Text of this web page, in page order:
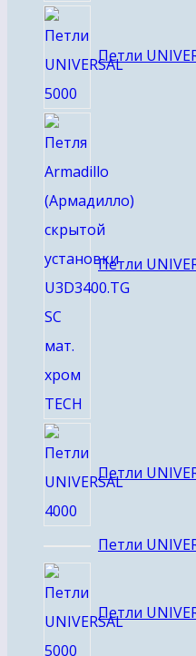
Петли
Петли
Петли
Петли
Петли